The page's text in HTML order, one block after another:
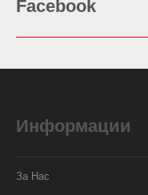
Facebook
Информации
За Нас